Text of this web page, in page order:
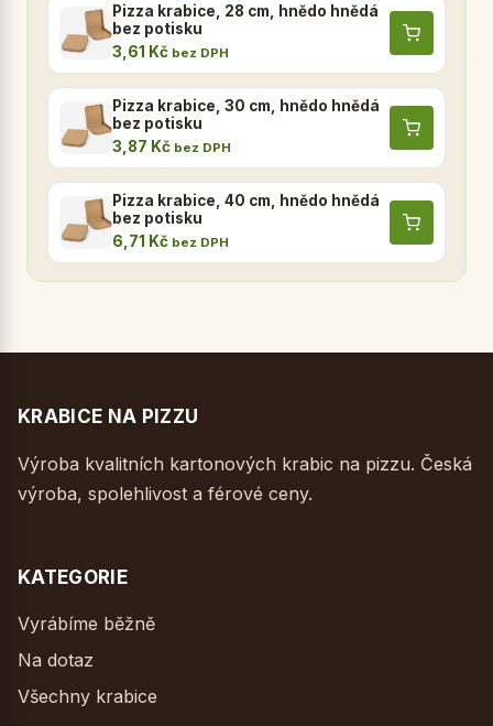
Pizza krabice, 28 cm, hnědo hnědá
bez potisku
3,61 Kč bez DPH
Pizza krabice, 30 cm, hnědo hnědá
bez potisku
3,87 Kč bez DPH
Pizza krabice, 40 cm, hnědo hnědá
bez potisku
6,71 Kč bez DPH
KRABICE NA PIZZU
Výroba kvalitních kartonových krabic na pizzu. Česká
výroba, spolehlivost a férové ceny.
KATEGORIE
Vyrábíme běžně
Na dotaz
Všechny krabice